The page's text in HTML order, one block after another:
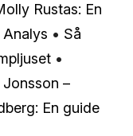
Rustas: En
Analys • Så
•
Jonsson –
En guide